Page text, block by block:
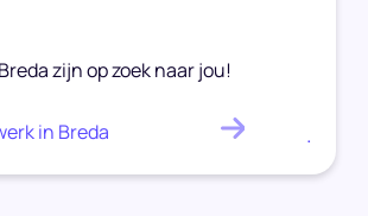
zijn op zoek naar jou!
in Breda .